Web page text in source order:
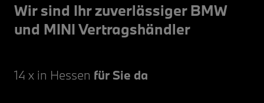
Wir sind Ihr zuverlässiger BMW
und MINI Vertragshändler
14 x in Hessen für Sie da